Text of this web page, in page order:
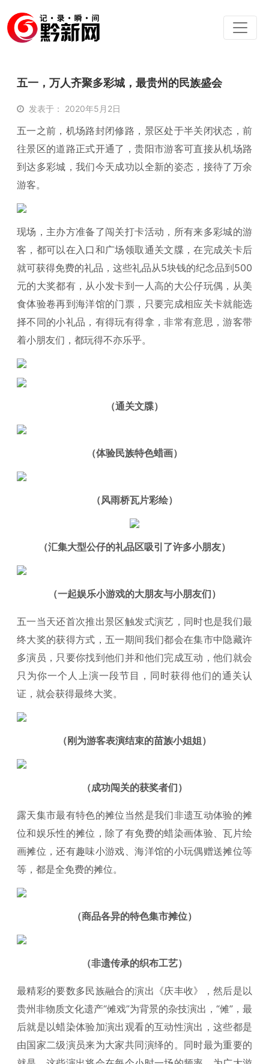
五一，万人齐聚多彩城，最贵州的民族盛会
发表于： 2020年5月2日
五一之前，机场路封闭修路，景区处于半关闭状态，前
往景区的道路正式开通了，贵阳市游客可直接从机场路
到达多彩城，我们今天成功以全新的姿态，接待了万余
游客。
现场，主办方准备了闯关打卡活动，所有来多彩城的游
客，都可以在入口和广场领取通关文牒，在完成关卡后
就可获得免费的礼品，这些礼品从5块钱的纪念品到500
元的大奖都有，从小发卡到一人高的大公仔玩偶，从美
食体验卷再到海洋馆的门票，只要完成相应关卡就能选
择不同的小礼品，有得玩有得拿，非常有意思，游客带
着小朋友们，都玩得不亦乐乎。
（通关文牒）
（体验民族特色蜡画）
（风雨桥瓦片彩绘）
（汇集大型公仔的礼品区吸引了许多小朋友）
（一起娱乐小游戏的大朋友与小朋友们）
五一当天还首次推出景区触发式演艺，同时也是我们最
终大奖的获得方式，五一期间我们都会在集市中隐藏许
多演员，只要你找到他们并和他们完成互动，他们就会
只为你一个人上演一段节目，同时获得他们的通关认
证，就会获得最终大奖。
（刚为游客表演结束的苗族小姐姐）
（成功闯关的获奖者们）
露天集市最有特色的摊位当然是我们非遗互动体验的摊
位和娱乐性的摊位，除了有免费的蜡染画体验、瓦片绘
画摊位，还有趣味小游戏、海洋馆的小玩偶赠送摊位等
等，都是全免费的摊位。
（商品各异的特色集市摊位）
（非遗传承的织布工艺）
最精彩的要数多民族融合的演出《庆丰收》，然后是以
贵州非物质文化遗产“傩戏”为背景的杂技演出，“傩”，最
后就是以蜡染体验加演出观看的互动性演出，这些都是
由国家二级演员来为大家共同演绎的。同时最为重要的